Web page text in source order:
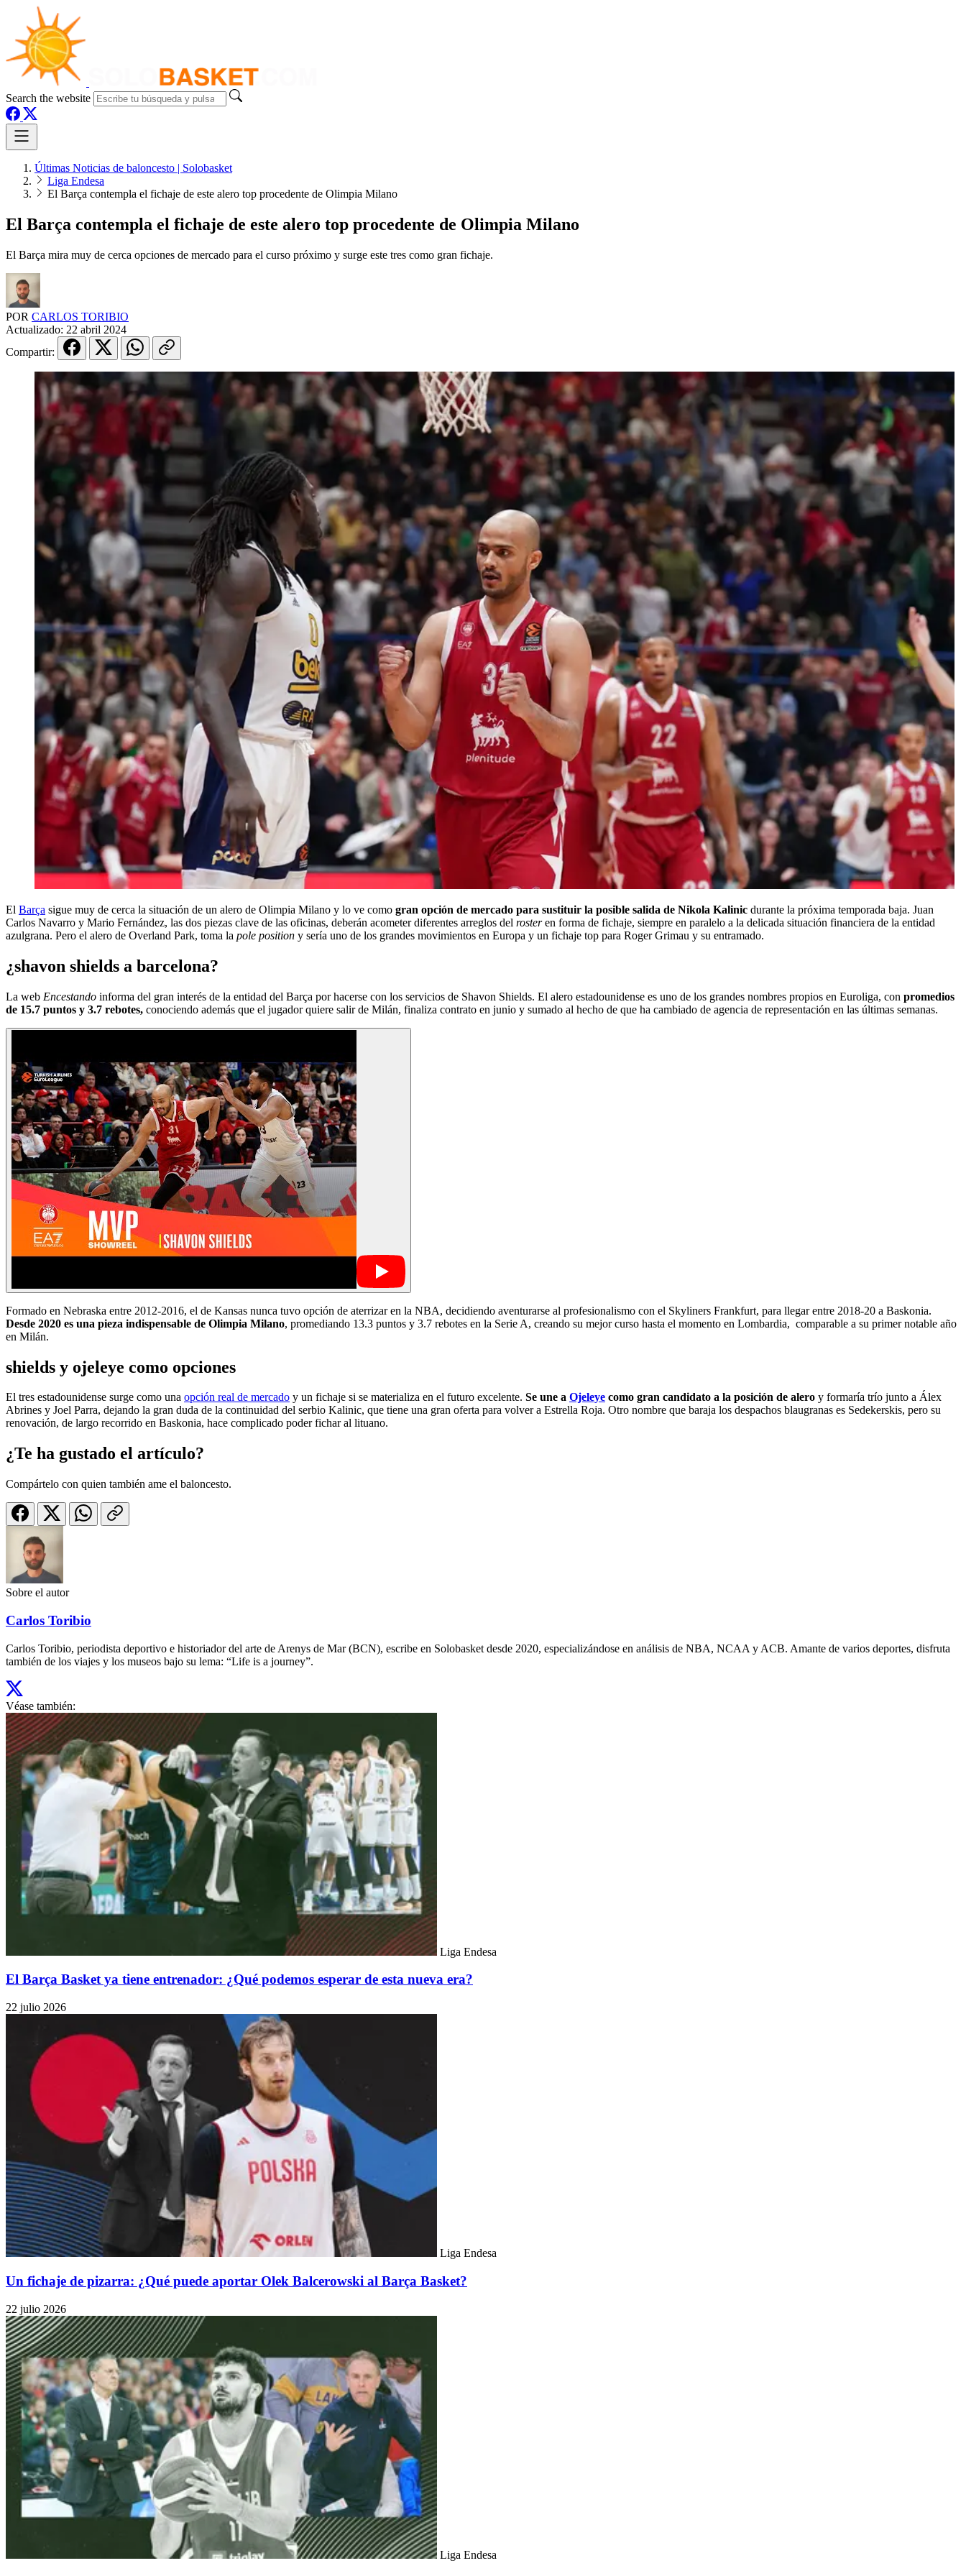
Search the website
Últimas Noticias de baloncesto | Solobasket
Liga Endesa
El Barça contempla el fichaje de este alero top procedente de Olimpia Milano
El Barça contempla el fichaje de este alero top procedente de Olimpia Milano
El Barça mira muy de cerca opciones de mercado para el curso próximo y surge este tres como gran fichaje.
POR CARLOS TORIBIO
Actualizado: 22 abril 2024
Compartir:
El Barça sigue muy de cerca la situación de un alero de Olimpia Milano y lo ve como gran opción de mercado para sustituir la posible salida de Nikola Kalinic durante la próxima temporada baja. Juan
Carlos Navarro y Mario Fernández, las dos piezas clave de las oficinas, deberán acometer diferentes arreglos del rosteren forma de fichaje, siempre en paralelo a la delicada situación financiera de la entidad
azulgrana. Pero el alero de Overland Park, toma la pole position y sería uno de los grandes movimientos en Europa y un fichaje top para Roger Grimau y su entramado.
¿shavon shields a barcelona?
La web Encestando informa del gran interés de la entidad del Barça por hacerse con los servicios de Shavon Shields. El alero estadounidense es uno de los grandes nombres propios en Euroliga, con promedios
de 15.7 puntos y 3.7 rebotes, conociendo además que el jugador quiere salir de Milán, finaliza contrato en junio y sumado al hecho de que ha cambiado de agencia de representación en las últimas semanas.
Formado en Nebraska entre 2012-2016, el de Kansas nunca tuvo opción de aterrizar en la NBA, decidiendo aventurarse al profesionalismo con el Skyliners Frankfurt, para llegar entre 2018-20 a Baskonia.
Desde 2020 es una pieza indispensable de Olimpia Milano, promediando 13.3 puntos y 3.7 rebotes en la Serie A, creando su mejor curso hasta el momento en Lombardia, comparable a su primer notable año
en Milán.
shields y ojeleye como opciones
El tres estadounidense surge como una opción real de mercado y un fichaje si se materializa en el futuro excelente. Se une a Ojeleye como gran candidato a la posición de alero y formaría trío junto a Álex
Abrines y Joel Parra, dejando la gran duda de la continuidad del serbio Kalinic, que tiene una gran oferta para volver a Estrella Roja. Otro nombre que baraja los despachos blaugranas es Sedekerskis, pero su
renovación, de largo recorrido en Baskonia, hace complicado poder fichar al lituano.
¿Te ha gustado el artículo?
Compártelo con quien también ame el baloncesto.
Sobre el autor
Carlos Toribio
Carlos Toribio, periodista deportivo e historiador del arte de Arenys de Mar (BCN), escribe en Solobasket desde 2020, especializándose en análisis de NBA, NCAA y ACB. Amante de varios deportes, disfruta
también de los viajes y los museos bajo su lema: “Life is a journey”.
Véase también:
Liga Endesa
El Barça Basket ya tiene entrenador: ¿Qué podemos esperar de esta nueva era?
22 julio 2026
Liga Endesa
Un fichaje de pizarra: ¿Qué puede aportar Olek Balcerowski al Barça Basket?
22 julio 2026
Liga Endesa